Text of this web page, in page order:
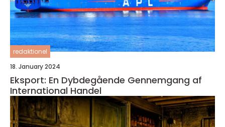
redaktionel
18. January 2024
Eksport: En Dybdegående Gennemgang af
International Handel